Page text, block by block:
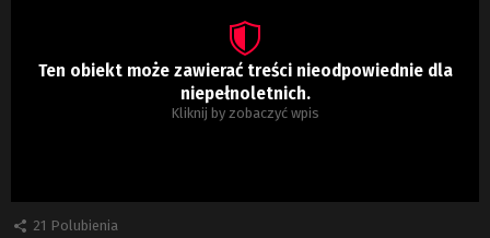
Ten obiekt może zawierać treści nieodpowiednie dla
niepełnoletnich.
Kliknij by zobaczyć wpis
21 Polubienia